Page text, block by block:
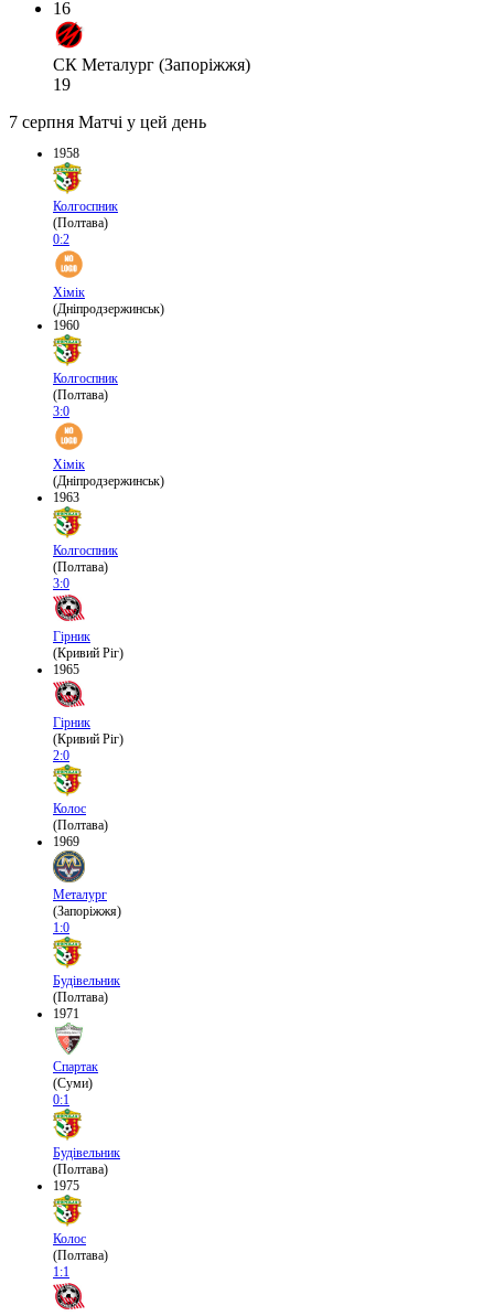
16
СК Металург (Запоріжжя)
19
7 серпня Матчі у цей день
1958
Колгоспник
(Полтава)
0:2
Хімік
(Дніпродзержинськ)
1960
Колгоспник
(Полтава)
3:0
Хімік
(Дніпродзержинськ)
1963
Колгоспник
(Полтава)
3:0
Гірник
(Кривий Ріг)
1965
Гірник
(Кривий Ріг)
2:0
Колос
(Полтава)
1969
Металург
(Запоріжжя)
1:0
Будівельник
(Полтава)
1971
Спартак
(Суми)
0:1
Будівельник
(Полтава)
1975
Колос
(Полтава)
1:1